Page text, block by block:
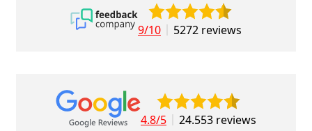
9/10 5272 reviews
4.8/5 24.553 reviews